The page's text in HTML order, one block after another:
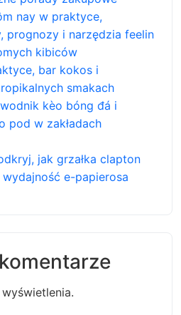
nay w praktyce,
prognozy i narzędzia feelin
kibiców
bar kokos i
smakach
kèo bóng đá i
pod w zakładach
jak grzałka clapton
e-papierosa